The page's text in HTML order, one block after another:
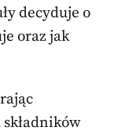
decyduje o
oraz jak